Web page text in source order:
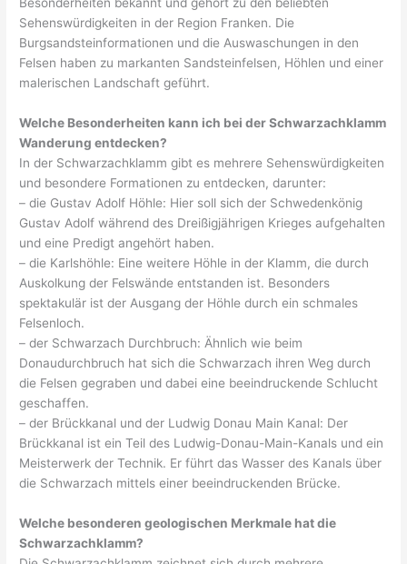
Sehenswürdigkeiten in der Region Franken. Die
Burgsandsteinformationen und die Auswaschungen in den
Felsen haben zu markanten Sandsteinfelsen, Höhlen und einer
malerischen Landschaft geführt.
Welche Besonderheiten kann ich bei der Schwarzachklamm
Wanderung entdecken?
In der Schwarzachklamm gibt es mehrere Sehenswürdigkeiten
und besondere Formationen zu entdecken, darunter:
– die Gustav Adolf Höhle: Hier soll sich der Schwedenkönig
Gustav Adolf während des Dreißigjährigen Krieges aufgehalten
und eine Predigt angehört haben.
– die Karlshöhle: Eine weitere Höhle in der Klamm, die durch
Auskolkung der Felswände entstanden ist. Besonders
spektakulär ist der Ausgang der Höhle durch ein schmales
Felsenloch.
– der Schwarzach Durchbruch: Ähnlich wie beim
Donaudurchbruch hat sich die Schwarzach ihren Weg durch
die Felsen gegraben und dabei eine beeindruckende Schlucht
geschaffen.
– der Brückkanal und der Ludwig Donau Main Kanal: Der
Brückkanal ist ein Teil des Ludwig-Donau-Main-Kanals und ein
Meisterwerk der Technik. Er führt das Wasser des Kanals über
die Schwarzach mittels einer beeindruckenden Brücke.
Welche besonderen geologischen Merkmale hat die
Schwarzachklamm?